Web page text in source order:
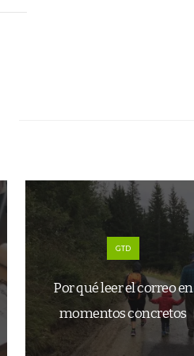
GTD
Por qué leer el correo en
momentos concretos